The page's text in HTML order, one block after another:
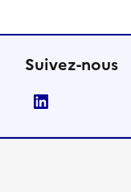
Suivez-nous